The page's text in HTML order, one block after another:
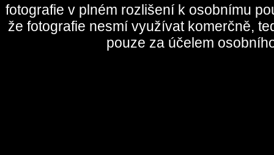
fotografie v plném rozlišení k osobnímu
že fotografie nesmí využívat komerčně,
pouze za účelem